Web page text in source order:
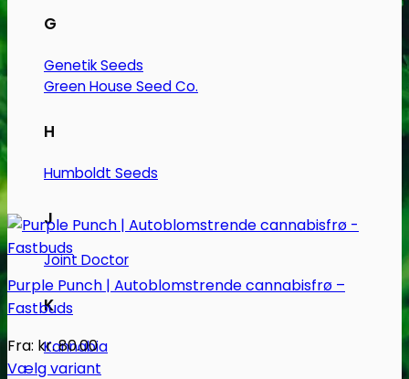
G
Genetik Seeds
Green House Seed Co.
H
Humboldt Seeds
J
Joint Doctor
K
Kannabia
Purple Punch | Autoblomstrende cannabisfrø –
Fastbuds
Fra: kr.80.00
Vælg variant